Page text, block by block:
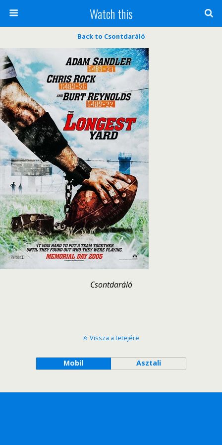
Watch this
Back to Csontdaráló
Csontdaráló
Vissza a tetejére
Mobil Asztali